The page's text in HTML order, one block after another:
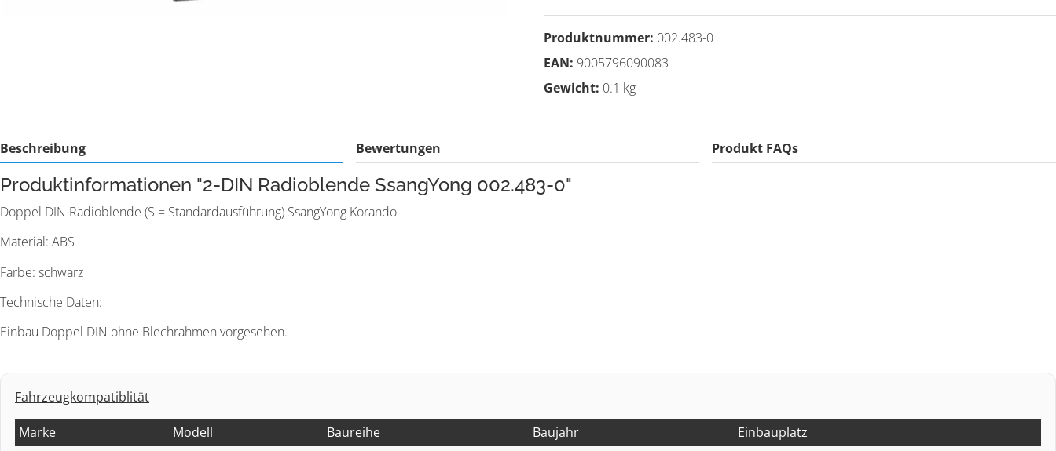
Produktnummer: 002.483-0
EAN: 9005796090083
Gewicht: 0.1 kg
Beschreibung Bewertungen Produkt FAQs
Produktinformationen "2-DIN Radioblende SsangYong 002.483-0"
Doppel DIN Radioblende (S = Standardausführung) SsangYong Korando
Material: ABS
Farbe: schwarz
Technische Daten:
Einbau Doppel DIN ohne Blechrahmen vorgesehen.
Fahrzeugkompatiblität
Marke Modell Baureihe Baujahr
Einbauplatz